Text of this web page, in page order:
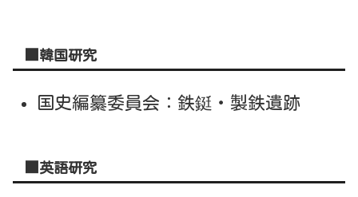
■韓国研究
国史編纂委員会：鉄鋌・製鉄遺跡
■英語研究